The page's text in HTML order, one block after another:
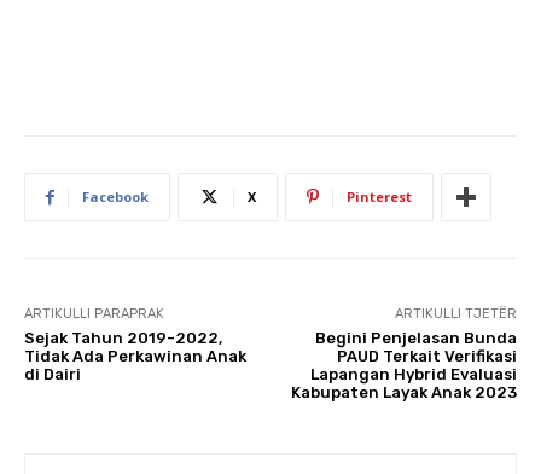
Facebook X Pinterest
ARTIKULLI PARAPRAK
Sejak Tahun 2019-2022,
Tidak Ada Perkawinan Anak
di Dairi
ARTIKULLI TJETËR
Begini Penjelasan Bunda
PAUD Terkait Verifikasi
Lapangan Hybrid Evaluasi
Kabupaten Layak Anak 2023